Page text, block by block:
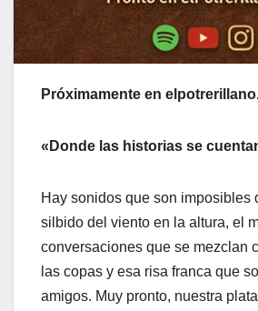
Próximamente en
«Donde las historias se
Hay sonidos que son imposibles
silbido del viento en la altura, el
conversaciones que se mezclan
las copas y esa risa franca que
amigos. Muy pronto, nuestra